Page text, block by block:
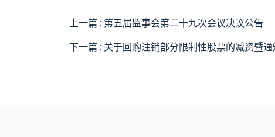
上一篇 : 第五届监事会第二十九次会议决议公告
下一篇 : 关于回购注销部分限制性股票的减资暨